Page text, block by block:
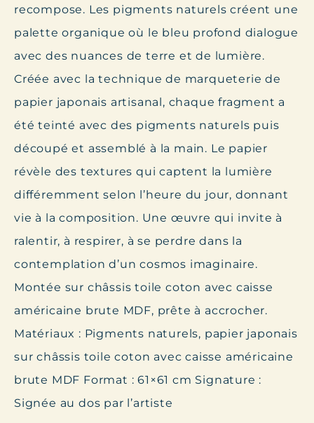
recompose. Les pigments naturels créent une
palette organique où le bleu profond dialogue
avec des nuances de terre et de lumière.
Créée avec la technique de marqueterie de
papier japonais artisanal, chaque fragment a
été teinté avec des pigments naturels puis
découpé et assemblé à la main. Le papier
révèle des textures qui captent la lumière
différemment selon l’heure du jour, donnant
vie à la composition. Une œuvre qui invite à
ralentir, à respirer, à se perdre dans la
contemplation d’un cosmos imaginaire.
Montée sur châssis toile coton avec caisse
américaine brute MDF, prête à accrocher.
Matériaux : Pigments naturels, papier japonais
sur châssis toile coton avec caisse américaine
brute MDF Format : 61×61 cm Signature :
Signée au dos par l’artiste